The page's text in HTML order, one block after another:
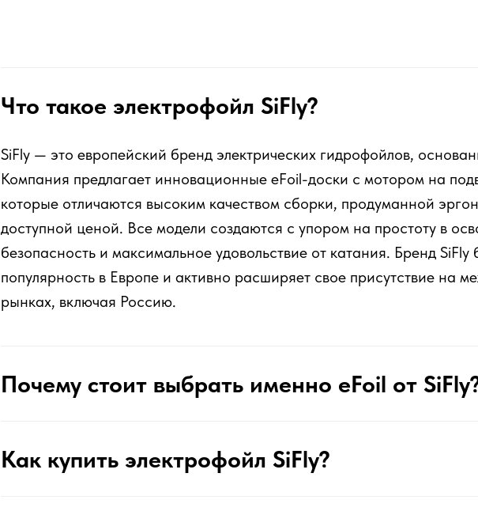
Что такое электрофойл SiFly?
SiFly — это европейский бренд электрических гидрофойлов,
Компания предлагает инновационные eFoil-доски с мотором на
которые отличаются высоким качеством сборки, продуманной
доступной ценой. Все модели создаются с упором на простоту в
безопасность и максимальное удовольствие от катания. Бренд SiFly
популярность в Европе и активно расширяет свое присутствие на
рынках, включая Россию.
Почему стоит выбрать именно eFoil от
Как купить электрофойл SiFly?